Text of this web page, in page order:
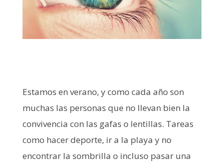
Estamos en verano, y como cada año son
muchas las personas que no llevan bien la
convivencia con las gafas o lentillas. Tareas
como hacer deporte, ir a la playa y no
encontrar la sombrilla o incluso pasar una